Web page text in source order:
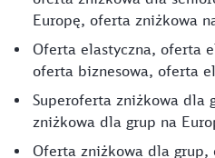
Europę, oferta zniżkowa
Oferta elastyczna, oferta
oferta biznesowa, oferta
Superoferta zniżkowa dla
zniżkowa dla grup na
Oferta zniżkowa dla